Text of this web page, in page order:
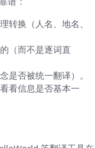
转换（人名、地名、
（而不是逐词直
是否被统一翻译）。
看信息是否基本一